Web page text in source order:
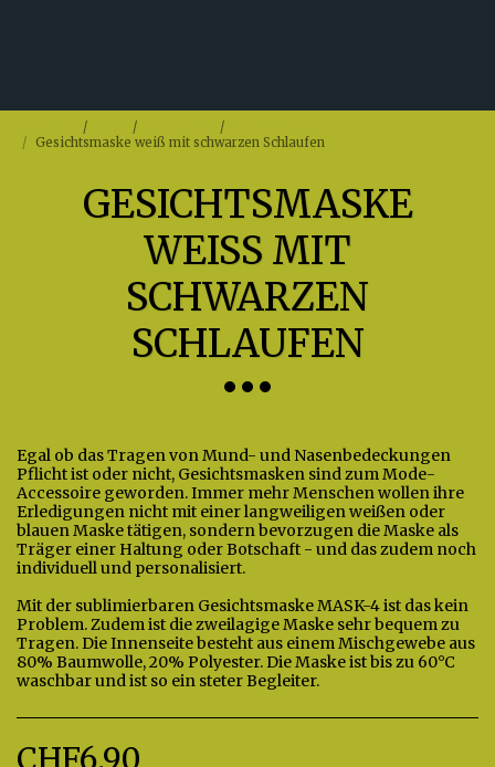
Gesichtsmaske weiß mit schwarzen Schlaufen
GESICHTSMASKE
WEISS MIT S
CHWARZEN S
CHLAUFEN
Egal ob das Tragen von Mund- und Nasenbedeckungen
Pflicht ist oder nicht, Gesichtsmasken sind zum Mode-
Accessoire geworden. Immer mehr Menschen wollen ihre
Erledigungen nicht mit einer langweiligen weißen oder
blauen Maske tätigen, sondern bevorzugen die Maske als
Träger einer Haltung oder Botschaft - und das zudem noch
individuell und personalisiert.
Mit der sublimierbaren Gesichtsmaske MASK-4 ist das kein
Problem. Zudem ist die zweilagige Maske sehr bequem zu
Tragen. Die Innenseite besteht aus einem Mischgewebe aus
80% Baumwolle, 20% Polyester. Die Maske ist bis zu 60°C
waschbar und ist so ein steter Begleiter.